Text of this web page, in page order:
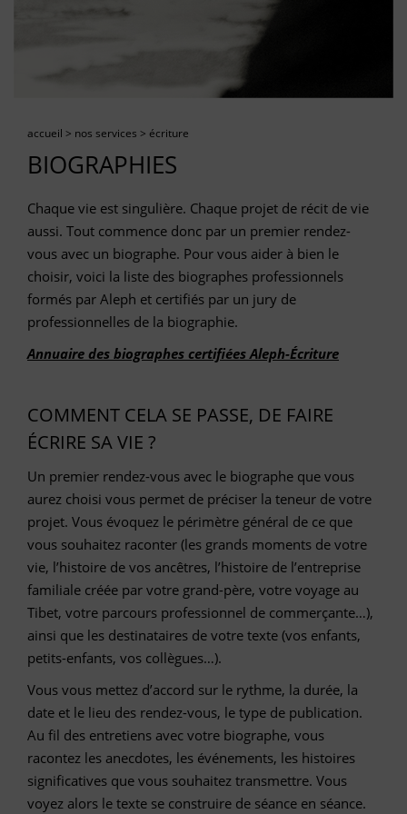
accueil > nos services > écriture
BIOGRAPHIES
Chaque vie est singulière. Chaque projet de récit de vie
aussi. Tout commence donc par un premier rendez-
vous avec un biographe. Pour vous aider à bien le
choisir, voici la liste des biographes professionnels
formés par Aleph et certifiés par un jury de
professionnelles de la biographie.
Annuaire des biographes certifiées Aleph-Écriture
COMMENT CELA SE PASSE, DE FAIRE
ÉCRIRE SA VIE ?
Un premier rendez-vous avec le biographe que vous
aurez choisi vous permet de préciser la teneur de votre
projet. Vous évoquez le périmètre général de ce que
vous souhaitez raconter (les grands moments de votre
vie, l’histoire de vos ancêtres, l’histoire de l’entreprise
familiale créée par votre grand-père, votre voyage au
Tibet, votre parcours professionnel de commerçante…),
ainsi que les destinataires de votre texte (vos enfants,
petits-enfants, vos collègues…).
Vous vous mettez d’accord sur le rythme, la durée, la
date et le lieu des rendez-vous, le type de publication.
Au fil des entretiens avec votre biographe, vous
racontez les anecdotes, les événements, les histoires
significatives que vous souhaitez transmettre. Vous
voyez alors le texte se construire de séance en séance.